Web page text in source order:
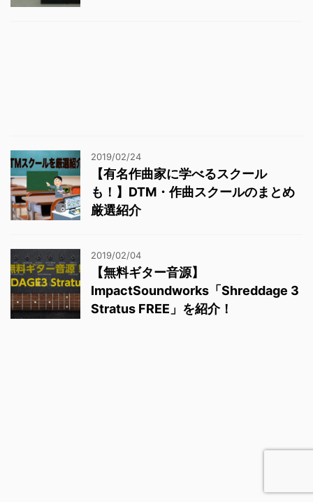
2019/02/24
【有名作曲家に学べるスクール
も！】DTM・作曲スクールのまとめ
厳選紹介
2019/02/04
【無料ギター音源】
ImpactSoundworks「Shreddage 3
Stratus FREE」を紹介！